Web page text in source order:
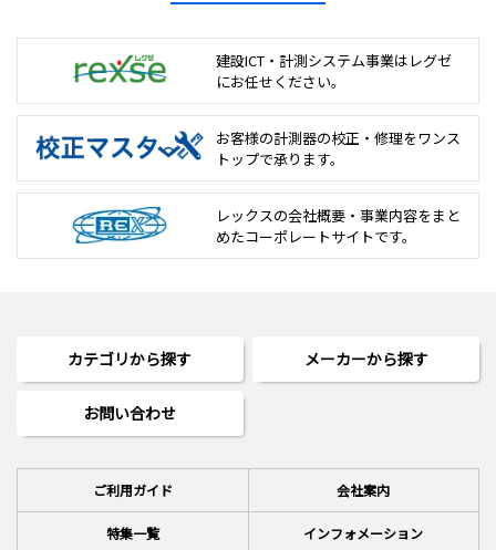
建設ICT・計測システム事業は レグゼ
にお任せください。
お客様の計測器の校正・修理をワンス
トップで承ります。
レックスの会社概要・事業内容をまと
めたコーポレートサイトです。
カテゴリから探す メーカーから探す
お問い合わせ
ご利用ガイド 会社案内
特集一覧 インフォメーション